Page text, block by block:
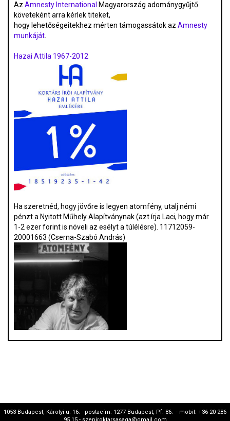
Az Amnesty International Magyarország adománygyűjtő
követeként arra kérlek titeket,
hogy lehetőségeitekhez mérten támogassátok az Amnesty
munkáját.
Hazai Attila 1967-2012
Ha szeretnéd, hogy jövőre is legyen atomfény, utalj némi
pénzt a Nyitott Műhely Alapítványnak (azt írja Laci, hogy már
1-2 ezer forint is növeli az esélyt a túlélésre). 11712059-
20001663 (Cserna-Szabó András)
1053 Budapest, Károlyi u. 16. - postacím: 1277 Budapest, Pf. 86. - mobil: +36 20 286